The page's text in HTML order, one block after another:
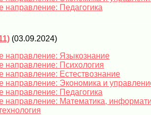
направление: Педагогика
(03.09.2024)
направление: Языкознание
направление: Психология
направление: Естествознание
направление: Экономика и
направление: Педагогика
направление: Математика,